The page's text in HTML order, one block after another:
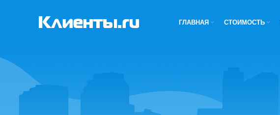
ГЛАВНАЯ СТОИМОСТЬ